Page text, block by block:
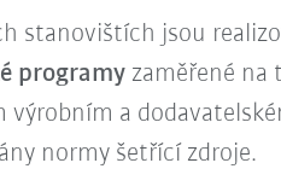
stanovištích jsou
programyzaměřené na
výrobním a
normy šetřící zdroje.